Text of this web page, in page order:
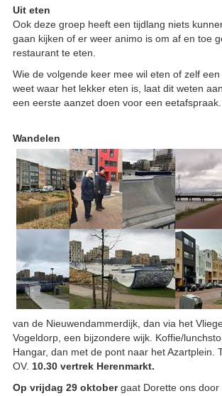
Uit eten
Ook deze groep heeft een tijdlang niets
gaan kijken of er weer animo is om af en toe
restaurant te eten.
Wie de volgende keer mee wil eten of zelf
weet waar het lekker eten is, laat dit weten aan
een eerste aanzet doen voor een eetafspraak.
Wandelen
van de Nieuwendammerdijk, dan via het
Vogeldorp, een bijzondere wijk. Koffie/
Hangar, dan met de pont naar het Azartplein.
OV. 10.30 vertrek Herenmarkt.
Op vrijdag 29 oktobergaat Dorette ons